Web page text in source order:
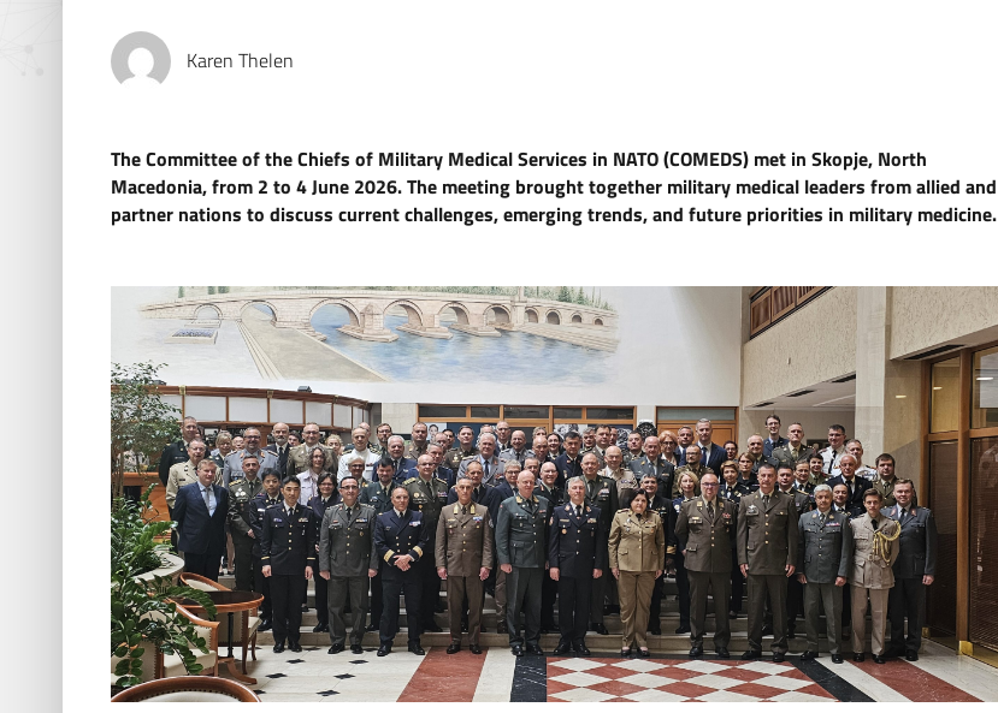
Karen Thelen
The Committee of the Chiefs of Military Medical Services in NATO (COMEDS) met in Skopje, North
Macedonia, from 2 to 4 June 2026. The meeting broughttogether military medical leaders from allied and
partner nations to discuss current challenges, emerging trends, and future priorities in military medicine.